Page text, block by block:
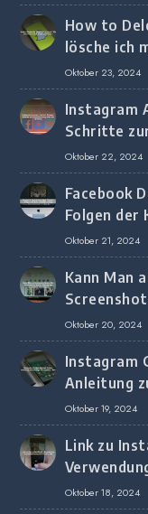
How to
lösche ich
Oktober 23, 2024
Instagram
Schritte
Browser
Oktober 22, 2024
Facebook
Folgen der
Oktober 21, 2024
Kann Man
Oktober 20, 2024
Instagram
Anleitung
Oktober 19, 2024
Link zu
Oktober 18, 2024